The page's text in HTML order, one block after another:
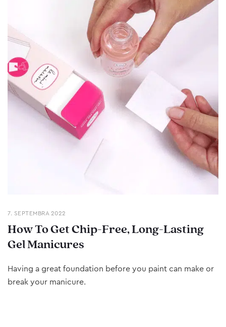
7. SEPTEMBRA 2022
How To Get Chip-Free, Long-Lasting
Gel Manicures
Having a great foundation before you paint can make or
break your manicure.